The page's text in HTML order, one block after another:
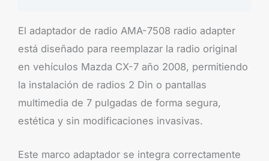
El adaptador de radio AMA-7508 radio adapter
está diseñado para reemplazar la radio original
en vehículos Mazda CX-7 año 2008, permitiendo
la instalación de radios 2 Din o pantallas
multimedia de 7 pulgadas de forma segura,
estética y sin modificaciones invasivas.
Este marco adaptador se integra correctamente